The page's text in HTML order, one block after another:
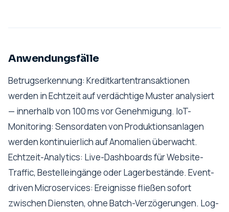
Anwendungsfälle
Betrugserkennung: Kreditkartentransaktionen
werden in Echtzeit auf verdächtige Muster analysiert
— innerhalb von 100 ms vor Genehmigung. IoT-
Monitoring: Sensordaten von Produktionsanlagen
werden kontinuierlich auf Anomalien überwacht.
Echtzeit-Analytics: Live-Dashboards für Website-
Traffic, Bestelleingänge oder Lagerbestände. Event-
driven Microservices: Ereignisse fließen sofort
zwischen Diensten, ohne Batch-Verzögerungen. Log-